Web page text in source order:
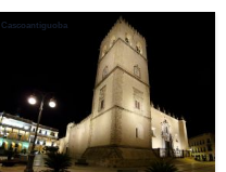
Cascoantiguoba